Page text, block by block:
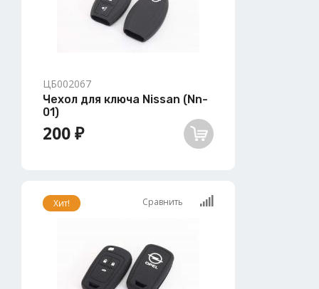
ЦБ002067
Чехол для ключа Nissan (Nn-
01)
200 ₽
Хит! Сравнить